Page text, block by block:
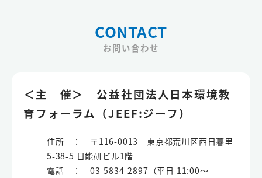
CONTACT
お問い合わせ
＜主 催＞ 公益社団法人日本環境教
育フォーラム（JEEF:ジーフ）
住所 ： 〒116-0013 東京都荒川区西日暮里
5-38-5 日能研ビル1階
電話 ： 03-5834-2897（平日 11:00～